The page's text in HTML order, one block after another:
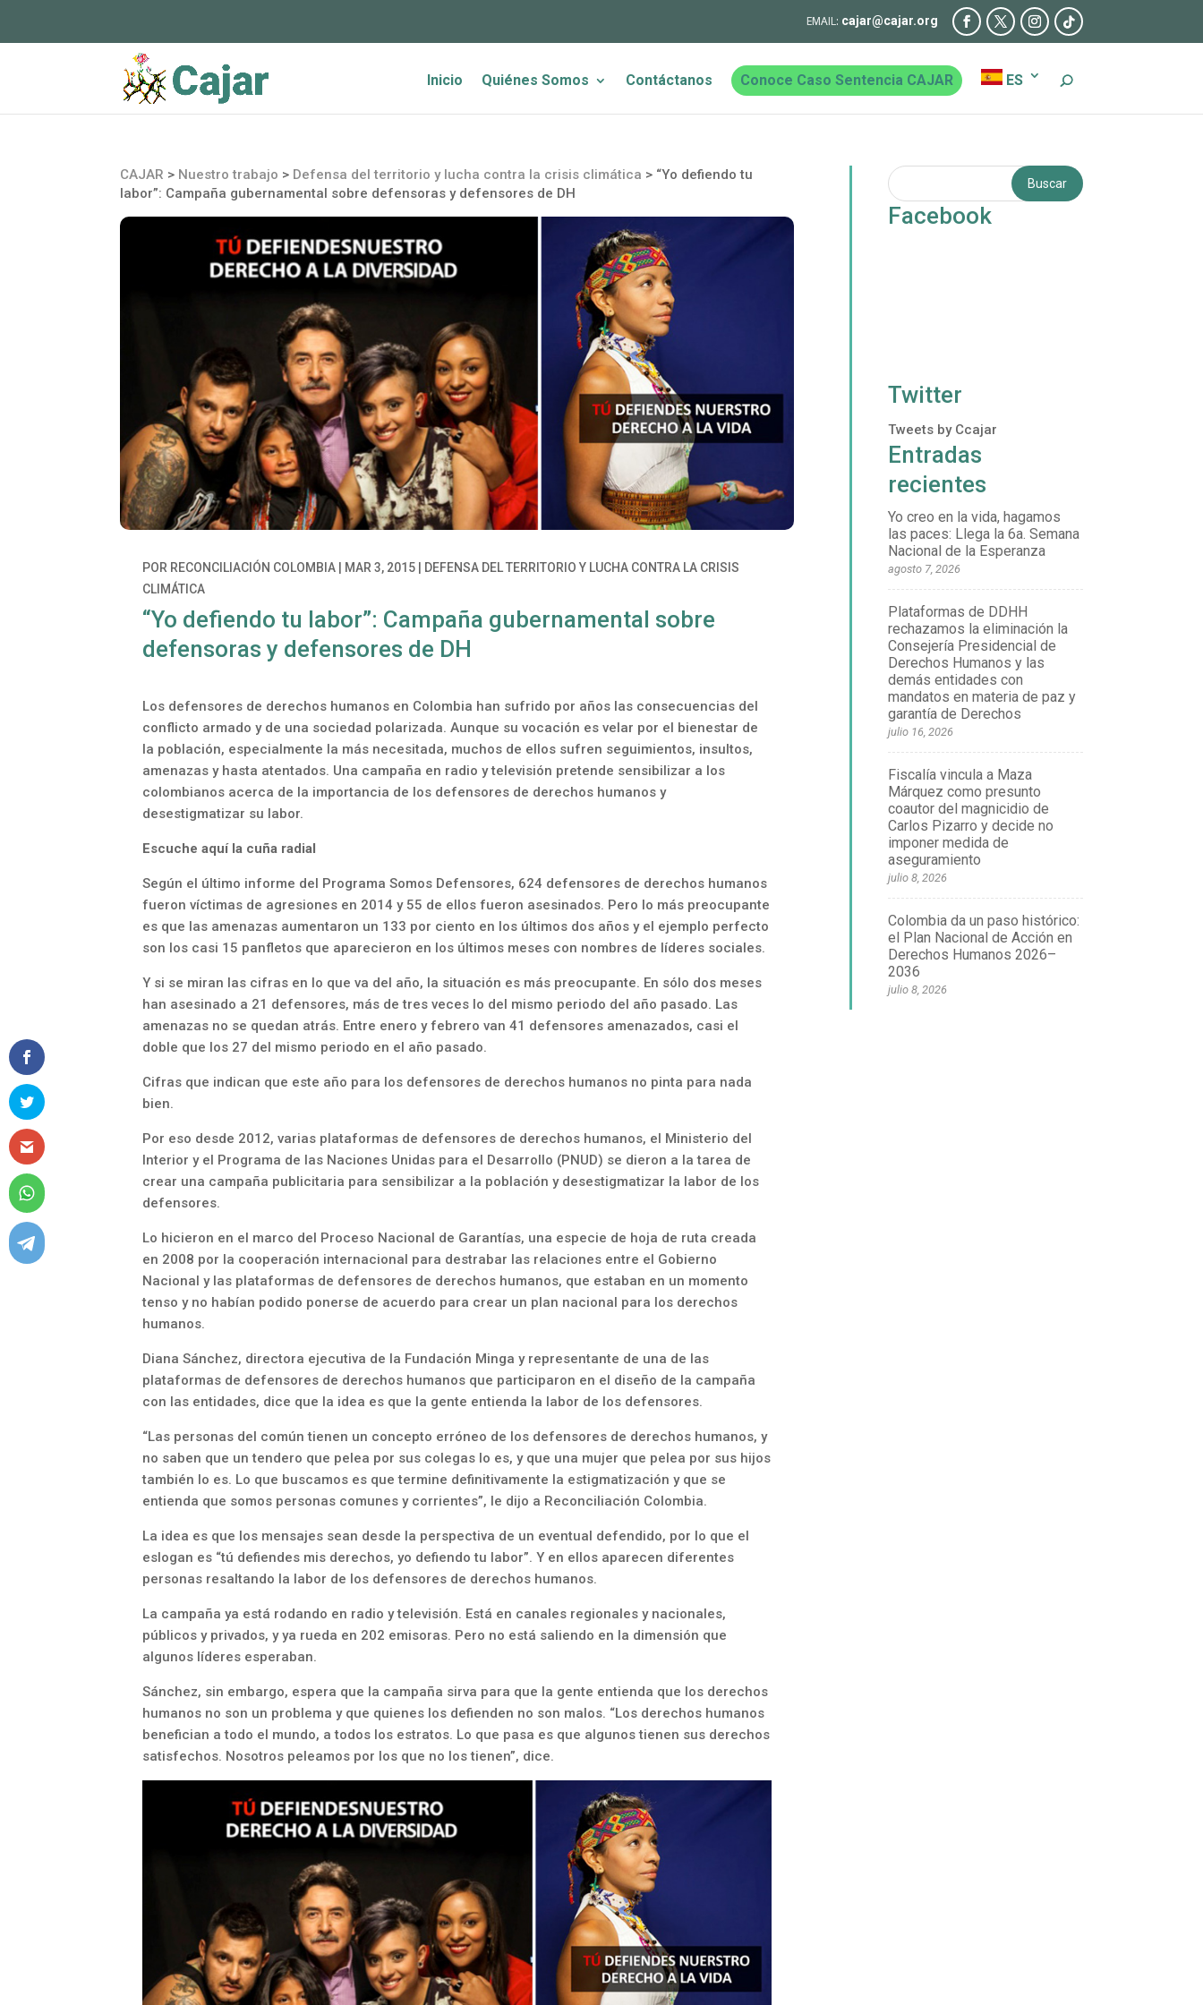
cajar@cajar.org
Inicio Quiénes Somos Contáctanos Conoce Caso Sentencia CAJAR ES
CAJAR > Nuestro trabajo > Defensa del territorio y lucha contra la crisis climática > “Yo defiendo tu
labor”: Campaña gubernamental sobre defensoras y defensores de DH
POR RECONCILIACIÓN COLOMBIA MAR 3, 2015
DEFENSA DEL TERRITORIO Y LUCHA CONTRA LA CRISIS
CLIMÁTICA
“Yo defiendo tu labor”: Campaña gubernamental sobre
defensoras y defensores de DH
Los defensores de derechos humanos en Colombia han sufrido por años las consecuencias del
conflicto armado y de una sociedad polarizada. Aunque su vocación es velar por el bienestar de
la población, especialmente la más necesitada, muchos de ellos sufren seguimientos, insultos,
amenazas y hasta atentados. Una campaña en radio y televisión pretende sensibilizar a los
colombianos acerca de la importancia de los defensores de derechos humanos y
desestigmatizar su labor.
Escuche aquí la cuña radial
Según el último informe del Programa Somos Defensores, 624 defensores de derechos humanos
fueron víctimas de agresiones en 2014 y 55 de ellos fueron asesinados. Pero lo más preocupante
es que las amenazas aumentaron un 133 por ciento en los últimos dos años y el ejemplo perfecto
son los casi 15 panfletos que aparecieron en los últimos meses con nombres de líderes sociales.
Y si se miran las cifras en lo que va del año, la situación es más preocupante. En sólo dos meses
han asesinado a 21 defensores, más de tres veces lo del mismo periodo del año pasado. Las
amenazas no se quedan atrás. Entre enero y febrero van 41 defensores amenazados, casi el
doble que los 27 del mismo periodo en el año pasado.
Cifras que indican que este año para los defensores de derechos humanos no pinta para nada
bien.
Por eso desde 2012, varias plataformas de defensores de derechos humanos, el Ministerio del
Interior y el Programa de las Naciones Unidas para el Desarrollo (PNUD) se dieron a la tarea de
crear una campaña publicitaria para sensibilizar a la población y desestigmatizar la labor de los
defensores.
Lo hicieron en el marco del Proceso Nacional de Garantías, una especie de hoja de ruta creada
en 2008 por la cooperación internacional para destrabar las relaciones entre el Gobierno
Nacional y las plataformas de defensores de derechos humanos, que estaban en un momento
tenso y no habían podido ponerse de acuerdo para crear un plan nacional para los derechos
humanos.
Diana Sánchez, directora ejecutiva de la Fundación Minga y representante de una de las
plataformas de defensores de derechos humanos que participaron en el diseño de la campaña
con las entidades, dice que la idea es que la gente entienda la labor de los defensores.
“Las personas del común tienen un concepto erróneo de los defensores de derechos humanos, y
no saben que un tendero que pelea por sus colegas lo es, y que una mujer que pelea por sus hijos
también lo es. Lo que buscamos es que termine definitivamente la estigmatización y que se
entienda que somos personas comunes y corrientes”, le dijo a Reconciliación Colombia.
La idea es que los mensajes sean desde la perspectiva de un eventual defendido, por lo que el
eslogan es “tú defiendes mis derechos, yo defiendo tu labor”. Y en ellos aparecen diferentes
personas resaltando la labor de los defensores de derechos humanos.
La campaña ya está rodando en radio y televisión. Está en canales regionales y nacionales,
públicos y privados, y ya rueda en 202 emisoras. Pero no está saliendo en la dimensión que
algunos líderes esperaban.
Sánchez, sin embargo, espera que la campaña sirva para que la gente entienda que los derechos
humanos no son un problema y que quienes los defienden no son malos. “Los derechos humanos
benefician a todo el mundo, a todos los estratos. Lo que pasa es que algunos tienen sus derechos
satisfechos. Nosotros peleamos por los que no los tienen”, dice.
Facebook
Twitter
Tweets by Ccajar
Entradas
recientes
Yo creo en la vida, hagamos
las paces: Llega la 6a. Semana
Nacional de la Esperanza
agosto 7, 2026
Plataformas de DDHH
rechazamos la eliminación la
Consejería Presidencial de
Derechos Humanos y las
demás entidades con
mandatos en materia de paz y
garantía de Derechos
julio 16, 2026
Fiscalía vincula a Maza
Márquez como presunto
coautor del magnicidio de
Carlos Pizarro y decide no
imponer medida de
aseguramiento
julio 8, 2026
Colombia da un paso histórico:
el Plan Nacional de Acción en
Derechos Humanos 2026–
2036
julio 8, 2026